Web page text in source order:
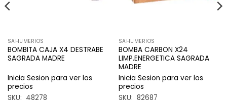
SAHUMERIOS
BOMBITA CAJA X4 DESTRABE
SAGRADA MADRE
Inicia Sesion para ver los
precios
SKU: 48278
SAHUMERIOS
BOMBA CARBON X24
LIMP.ENERGETICA SAGRADA
MADRE
Inicia Sesion para ver los
precios
SKU: 82687